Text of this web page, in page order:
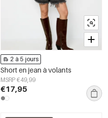
2 à 5 jours
Short en jean à volants
MSRP €49,99
€17,95